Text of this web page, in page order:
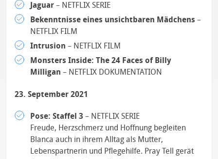
Jaguar – NETFLIX SERIE
Bekenntnisse eines unsichtbaren Mädchens –
NETFLIX FILM
Intrusion – NETFLIX FILM
Monsters Inside: The 24 Faces of Billy
Milligan – NETFLIX DOKUMENTATION
23. September 2021
Pose: Staffel 3 – NETFLIX SERIE
Freude, Herzschmerz und Hoffnung begleiten
Blanca auch in ihrem Alltag als Mutter,
Lebenspartnerin und Pflegehilfe. Pray Tell gerät